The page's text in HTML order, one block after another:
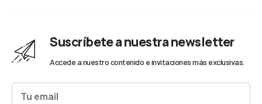
Suscríbete a nuestra newsletter
Accede a nuestro contenido e invitaciones más exclusivas.